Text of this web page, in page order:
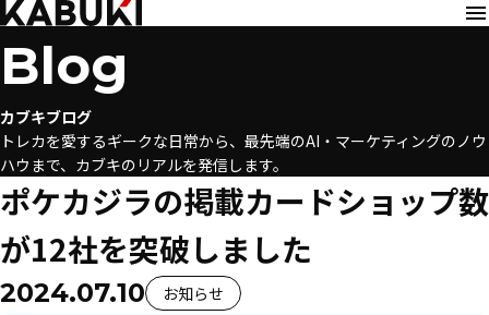
Blog
カブキブログ
トレカを愛するギークな日常から、最先端のAI・マーケティングのノウ
ハウまで、カブキのリアルを発信します。
ポケカジラの掲載カードショップ数
が12社を突破しました
2024.07.10 お知らせ